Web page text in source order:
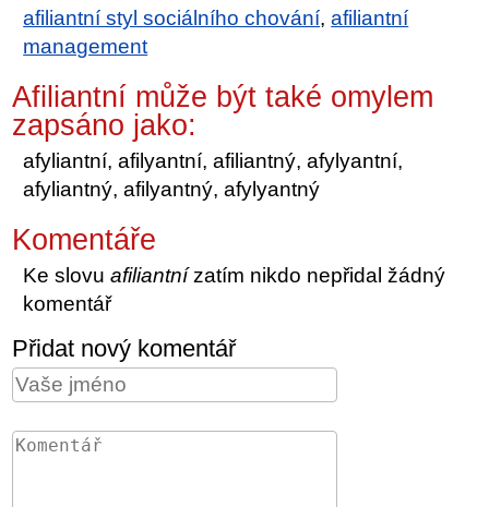
afiliantní styl sociálního chování,afiliantní
management
Afiliantní může být také omylem
zapsáno jako:
afyliantní, afilyantní, afiliantný, afylyantní,
afyliantný, afilyantný, afylyantný
Komentáře
Ke slovuafiliantnízatím nikdo nepřidal žádný
komentář
Přidat nový komentář